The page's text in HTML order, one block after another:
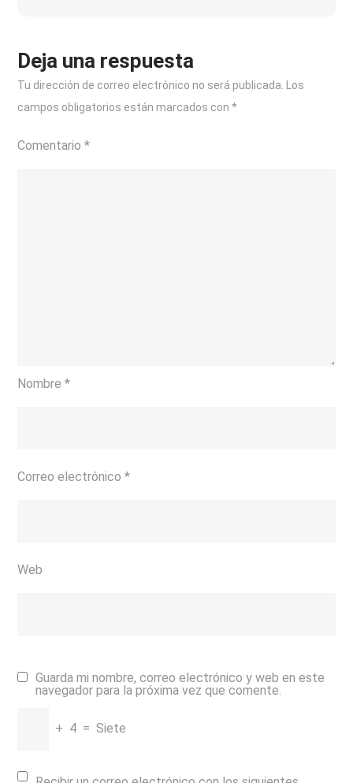
Deja una respuesta
Tu dirección de correo electrónico no será publicada.
Los
campos obligatorios están marcados con*
Comentario*
Nombre*
Correo electrónico*
Web
Guarda mi nombre, correo electrónico y web en este
navegador para la próxima vez que comente.
+ 4 = Siete